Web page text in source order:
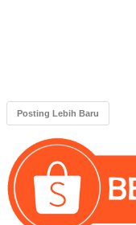
Posting Lebih Baru